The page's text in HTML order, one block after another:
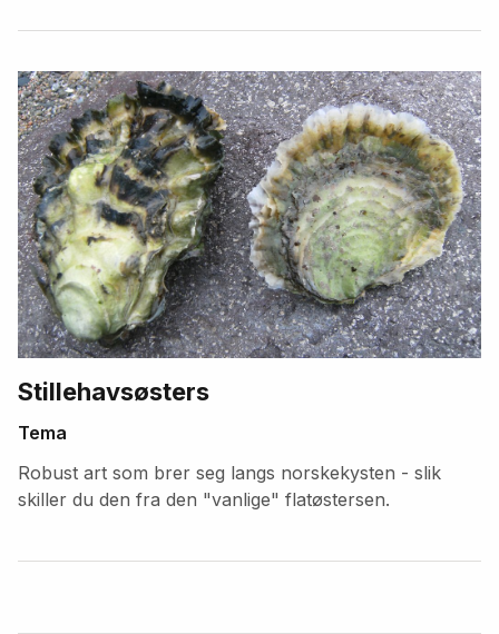
Stillehavsøsters
Tema
Robust art som brer seg langs norskekysten - slik
skiller du den fra den "vanlige" flatøstersen.